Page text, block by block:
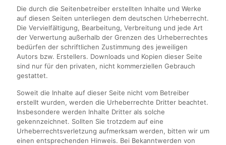
Die durch die Seitenbetreiber erstellten Inhalte und Werke
auf diesen Seiten unterliegen dem deutschen Urheberrecht.
Die Vervielfältigung, Bearbeitung, Verbreitung und jede Art
der Verwertung außerhalb der Grenzen des Urheberrechtes
bedürfen der schriftlichen Zustimmung des jeweiligen
Autors bzw. Erstellers. Downloads und Kopien dieser Seite
sind nur für den privaten, nicht kommerziellen Gebrauch
gestattet.
Soweit die Inhalte auf dieser Seite nicht vom Betreiber
erstellt wurden, werden die Urheberrechte Dritter beachtet.
Insbesondere werden Inhalte Dritter als solche
gekennzeichnet. Sollten Sie trotzdem auf eine
Urheberrechtsverletzung aufmerksam werden, bitten wir um
einen entsprechenden Hinweis. Bei Bekanntwerden von